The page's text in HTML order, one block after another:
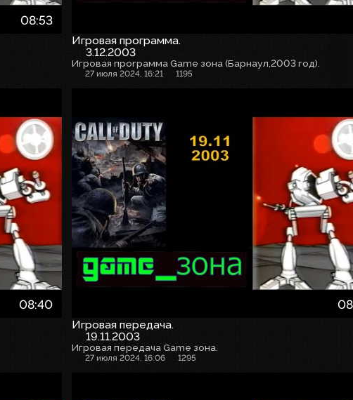
08:53
Игровая программа.
3.12.2003
Игровая программа Game зона (Барнаул,2003 год).
27 июля 2024, 16:21 1195
08:40
Игровая передача.
19.11.2003
Игровая передача Game зона.
27 июля 2024, 16:06 1295